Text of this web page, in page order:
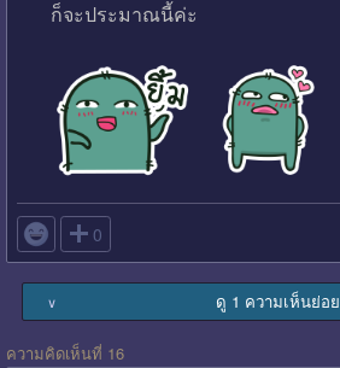
ก็จะประมาณนี้ค่ะ
 0
∨ ดู 1 ความเห็นย่อย
ความคิดเห็นที่ 16